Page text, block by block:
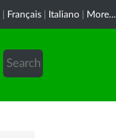
Français Italiano More...